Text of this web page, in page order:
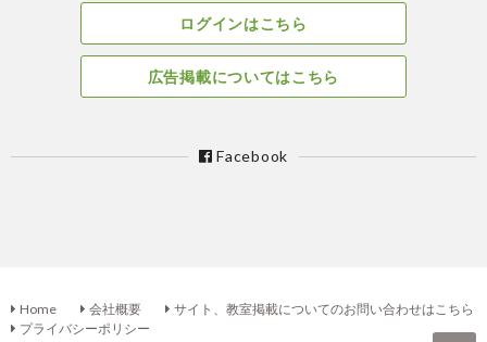
ログインはこちら
広告掲載についてはこちら
Facebook
Home 会社概要
サイト、教室掲載についてのお問い合わせはこちら
プライバシーポリシー